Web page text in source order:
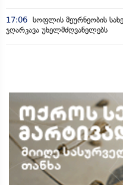
17:06 სოფლის მეურნეობის
ჯღარკავა უხელმძღვანელებს